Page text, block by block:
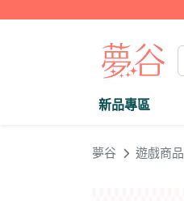
新品專區
夢谷 遊戲商品